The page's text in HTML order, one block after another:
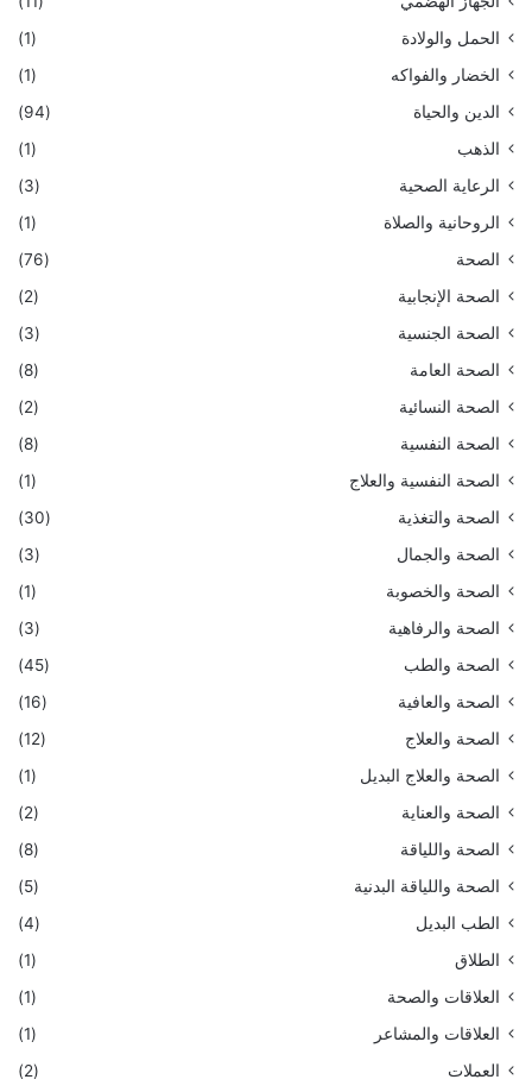
الحمل والولادة
(1)
الخضار والفواكه
(1)
الدين والحياة
(94)
الذهب
(1)
الرعاية الصحية
(3)
الروحانية والصلاة
(1)
الصحة
(76)
الصحة الإنجابية
(2)
الصحة الجنسية
(3)
الصحة العامة
(8)
الصحة النسائية
(2)
الصحة النفسية
(8)
الصحة النفسية والعلاج
(1)
الصحة والتغذية
(30)
الصحة والجمال
(3)
الصحة والخصوبة
(1)
الصحة والرفاهية
(3)
الصحة والطب
(45)
الصحة والعافية
(16)
الصحة والعلاج
(12)
الصحة والعلاج البديل
(1)
الصحة والعناية
(2)
الصحة واللياقة
(8)
الصحة واللياقة البدنية
(5)
الطب البديل
(4)
الطلاق
(1)
العلاقات والصحة
(1)
العلاقات والمشاعر
(1)
العملات
(2)